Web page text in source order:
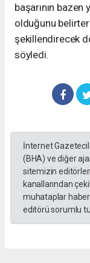
başarının
olduğunu
şekillendirecek
söyledi.
İnternet
(BHA) ve diğer
sitemizin
kanallarından
muhataplar
editörü sorumlu